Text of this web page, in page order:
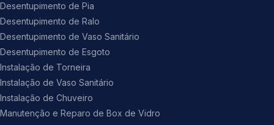
Desentupimento de Pia
Desentupimento de Ralo
Desentupimento de Vaso Sanitário
Desentupimento de Esgoto
Instalação de Torneira
Instalação de Vaso Sanitário
Instalação de Chuveiro
Manutenção e Reparo de Box de Vidro